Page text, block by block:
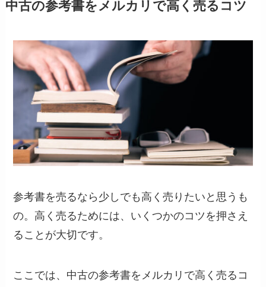
中古の参考書をメルカリで高く売るコツ
参考書を売るなら少しでも高く売りたいと思うも
の。高く売るためには、いくつかのコツを押さえ
ることが大切です。
ここでは、中古の参考書をメルカリで高く売るコ